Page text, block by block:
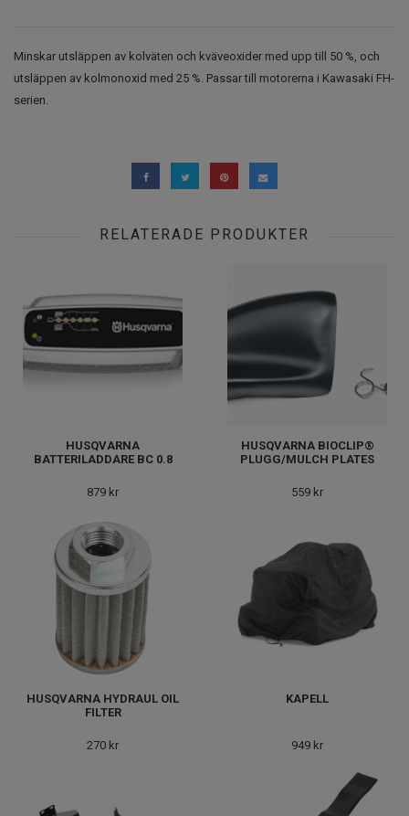
Minskar utsläppen av kolväten och kväveoxider med upp till 50 %, och
utsläppen av kolmonoxid med 25 %. Passar till motorerna i Kawasaki FH-
serien.
RELATERADE PRODUKTER
HUSQVARNA
BATTERILADDARE BC 0.8
879 kr
HUSQVARNA BIOCLIP®
PLUGG/MULCH PLATES
559 kr
HUSQVARNA HYDRAUL OIL
FILTER
270 kr
KAPELL
949 kr